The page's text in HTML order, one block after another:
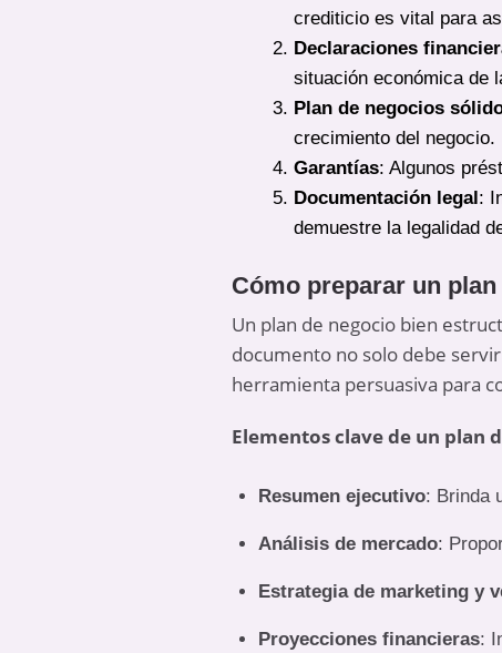
crediticio es vital para
Declaraciones
situación económica de
Plan de negocios
crecimiento del negocio.
Garantías: Algunos
Documentación legal:
demuestre la legalidad
Cómo preparar un
Un plan de negocio bien
documento no solo debe
herramienta persuasiva para
Elementos clave de un plan
Resumen ejecutivo: Brinda
Análisis de mercado:
Estrategia de marketing y
Proyecciones financieras: